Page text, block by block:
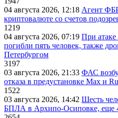
04 августа 2026, 12:18 Агент
криптовалюте со счетов
1219
04 августа 2026, 07:19 При
погибли пять человек, также
Петербургом
3197
03 августа 2026, 21:33 ФАС
отказа в предустановке Max и
1522
03 августа 2026, 14:42 Шесть
БПЛА в Архипо-Осиповке, еще